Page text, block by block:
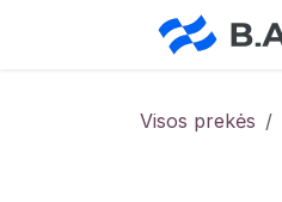
Visos prekės